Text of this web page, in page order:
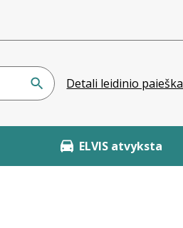
Detali leidinio paieška
ELVIS atvyksta